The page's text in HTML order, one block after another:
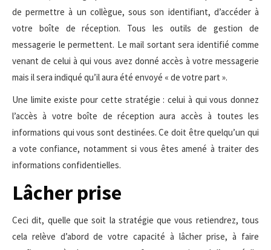
de permettre à un collègue, sous son identifiant, d’accéder à
votre boîte de réception. Tous les outils de gestion de
messagerie le permettent. Le mail sortant sera identifié comme
venant de celui à qui vous avez donné accès à votre messagerie
mais il sera indiqué qu’il aura été envoyé « de votre part ».
Une limite existe pour cette stratégie : celui à qui vous donnez
l’accès à votre boîte de réception aura accès à toutes les
informations qui vous sont destinées. Ce doit être quelqu’un qui
a vote confiance, notamment si vous êtes amené à traiter des
informations confidentielles.
Lâcher prise
Ceci dit, quelle que soit la stratégie que vous retiendrez, tous
cela relève d’abord de votre capacité à lâcher prise, à faire